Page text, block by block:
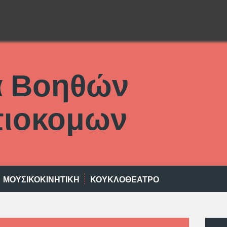
Βοηθών
ΜΟΥΣΙΚΟΚΙΝΗΤΙΚΉ ΚΟΥΚΛΟΘΈΑΤΡΟ